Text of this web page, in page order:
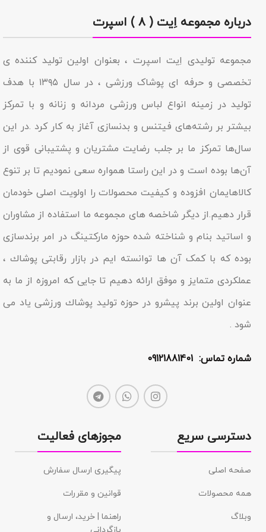
درباره مجموعه اِیت ( ۸ ) اسپرت
مجموعه تولیدى اِیت اسپرت ، بعنوان اولین تولید کننده ی
تخصصی و حرفه ای پوشاک ورزشی ، در سال ۱۳۹۵ با هدف
تولید در زمینه انواع لباس ورزشی مردانه و زنانه و با تمرکز
بیشتر بر رشته‌های فیتنس و بدنسازی آغاز به کار کرد .در این
سال‌ها تمرکز ما بر جلب رضایت مشتریان و پشتیبانی قوی از
آن‌ها بوده است و در این راستا همواره سعی نمودیم تا بر تنوع
کالاهایمان افزوده و کیفیت محصولات را اولویت اصلی خودمان
قرار دهیم.از دیگر شاخصه هاى مجموعه ما استفاده از مشاوران
و اساتید بنام و شناخته شده حوزه مارکتینگ در امر برندسازى
بوده که با کمک آن ها توانسته ایم در بازار رقابتى پوشاك ،
عملکردى متمایز و موفق ارائه دهیم تا جایى که امروزه از ما به
عنوان اولین برند پیشرو در حوزه تولید پوشاك ورزشی یاد مى
شود .
شماره تماس: 09121881401
دسترسی سریع
صفحه اصلی
همه محصولات
وبلاگ
مجوزهای فعالیت
پیگیری ارسال سفارش
قوانین و مقررات
راهنما | خرید، ارسال و